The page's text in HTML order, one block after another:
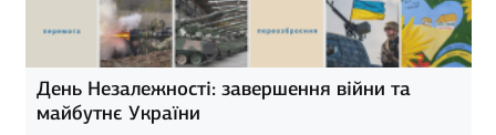
День Незалежності: завершення війни та
майбутнє України